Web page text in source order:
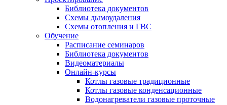
Библиотека документов
Схемы дымоудаления
Схемы отопления и ГВС
Обучение
Расписание семинаров
Библиотека документов
Видеоматериалы
Онлайн-курсы
Котлы газовые традиционные
Котлы газовые конденсационные
Водонагреватели газовые проточные